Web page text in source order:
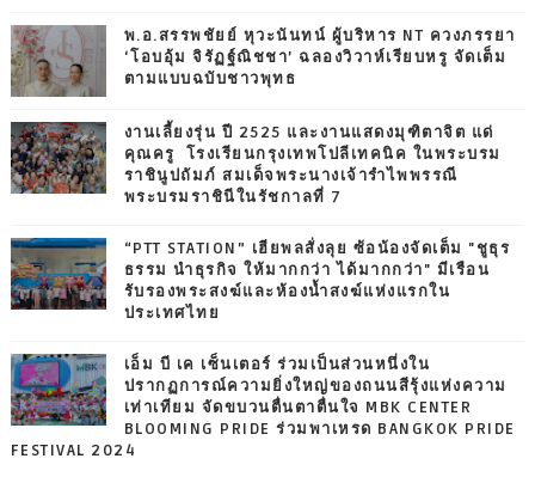
พ.อ.สรรพชัยย์ หุวะนันทน์ ผู้บริหาร NT ควงภรรยา
‘โอบอุ้ม จิรัฏฐ์ณิชชา’ ฉลองวิวาห์เรียบหรู จัดเต็ม
ตามแบบฉบับชาวพุทธ
งานเลี้ยงรุ่น ปี 2525 และงานแสดงมุฑิตาจิต แด่
คุณครู โรงเรียนกรุงเทพโปลีเทคนิค ในพระบรม
ราชินูปถัมภ์ สมเด็จพระนางเจ้ารำไพพรรณี
พระบรมราชินีในรัชกาลที่ 7
“PTT STATION” เฮียพลสั่งลุย ซ้อน้องจัดเต็ม "ชูธุร
ธรรม นำธุรกิจ ให้มากกว่า ได้มากกว่า" มีเรือน
รับรองพระสงฆ์และห้องน้ำสงฆ์แห่งแรกใน
ประเทศไทย
เอ็ม บี เค เซ็นเตอร์ ร่วมเป็นส่วนหนึ่งใน
ปรากฏการณ์ความยิ่งใหญ่ของถนนสีรุ้งแห่งความ
เท่าเทียม จัดขบวนตื่นตาตื่นใจ MBK CENTER
BLOOMING PRIDE ร่วมพาเหรด BANGKOK PRIDE
FESTIVAL 2024